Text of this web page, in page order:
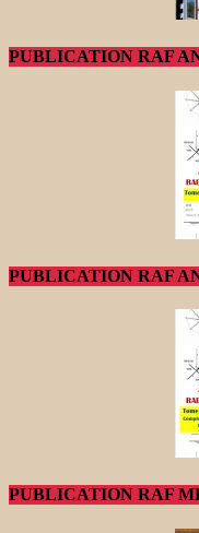
PUBLICATION RAF
PUBLICATION RAF
PUBLICATION RAF